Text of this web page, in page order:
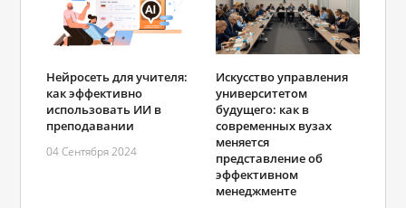
Нейросеть для учителя:
как эффективно
использовать ИИ в
преподавании
04 Сентября 2024
Искусство управления
университетом
будущего: как в
современных вузах
меняется
представление об
эффективном
менеджменте